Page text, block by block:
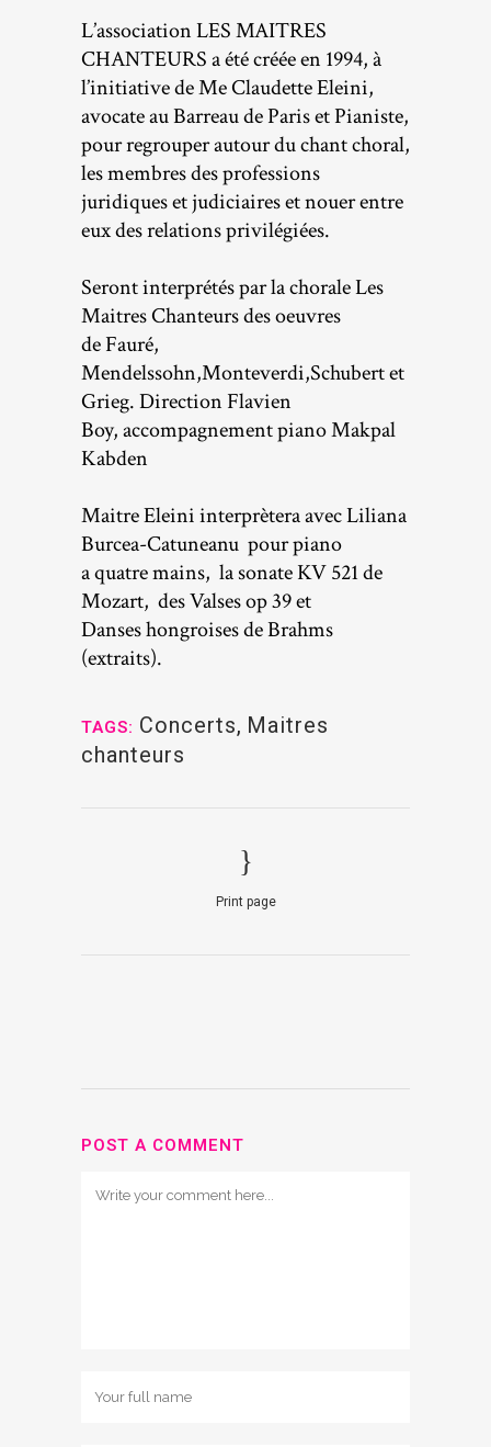
L’association LES MAITRES
CHANTEURS a été créée en 1994, à
l’initiative deMe Claudette Eleini,
avocate au Barreau de Paris et Pianiste,
pour regrouperautour du chant choral,
les membres des professions
juridiques etjudiciaires et nouer entre
eux des relations privilégiées.
Seront interprétés par la chorale Les
Maitres Chanteurs des oeuvres
deFauré,
Mendelssohn,Monteverdi,Schubert et
Grieg. Direction Flavien
Boy,accompagnement piano Makpal
Kabden
Maitre Eleini interprètera avec Liliana
Burcea-Catuneanu pour piano
aquatre mains, la sonate KV 521 de
Mozart, des Valses op 39 et
Danseshongroises de Brahms
(extraits).
TAGS: Concerts, Maitres
chanteurs
Print page
POST A COMMENT